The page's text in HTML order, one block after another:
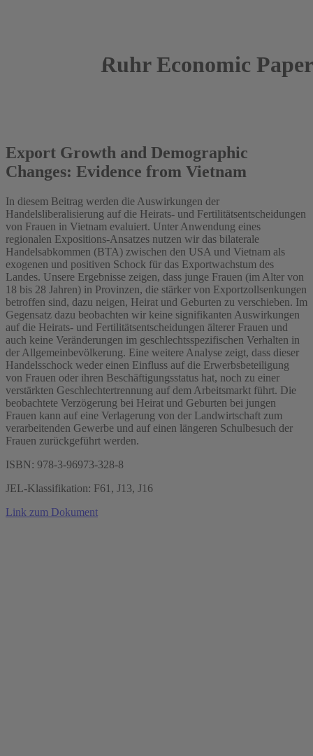
Ruhr Economic
Export Growth and Demographic
Changes: Evidence from Vietnam
In diesem Beitrag werden die Auswirkungen der
Handelsliberalisierung auf die Heirats- und Fertilitätsentscheidungen
von Frauen in Vietnam evaluiert. Unter Anwendung eines
regionalen Expositions-Ansatzes nutzen wir das bilaterale
Handelsabkommen (BTA) zwischen den USA und Vietnam als
exogenen und positiven Schock für das Exportwachstum des
Landes. Unsere Ergebnisse zeigen, dass junge Frauen (im Alter von
18 bis 28 Jahren) in Provinzen, die stärker von Exportzollsenkungen
betroffen sind, dazu neigen, Heirat und Geburten zu verschieben. Im
Gegensatz dazu beobachten wir keine signifikanten Auswirkungen
auf die Heirats- und Fertilitätsentscheidungen älterer Frauen und
auch keine Veränderungen im geschlechtsspezifischen Verhalten in
der Allgemeinbevölkerung. Eine weitere Analyse zeigt, dass dieser
Handelsschock weder einen Einfluss auf die Erwerbsbeteiligung
von Frauen oder ihren Beschäftigungsstatus hat, noch zu einer
verstärkten Geschlechtertrennung auf dem Arbeitsmarkt führt. Die
beobachtete Verzögerung bei Heirat und Geburten bei jungen
Frauen kann auf eine Verlagerung von der Landwirtschaft zum
verarbeitenden Gewerbe und auf einen längeren Schulbesuch der
Frauen zurückgeführt werden.
ISBN: 978-3-96973-328-8
JEL-Klassifikation: F61, J13, J16
Link zum Dokument